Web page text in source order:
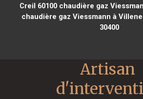
Creil 60100chaudière gaz
chaudière gaz Viessmann à
30400
Artisan